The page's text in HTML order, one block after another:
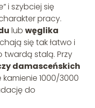
i szybciej się
pracy.
lub węglika
się tak łatwo i
stalą. Przy
damasceńskich
1000/3000
do